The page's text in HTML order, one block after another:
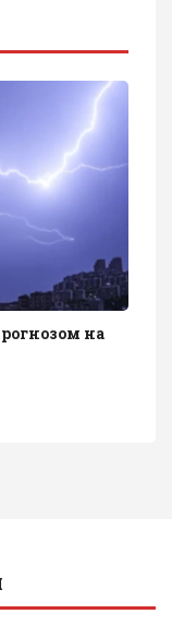
на